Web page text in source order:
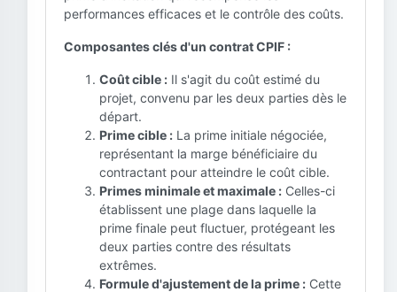
performances efficaces et le contrôle des coûts.
Composantes clés d'un contrat CPIF :
Coût cible : Il s'agit du coût estimé du
projet, convenu par les deux parties dès le
départ.
Prime cible : La prime initiale négociée,
représentant la marge bénéficiaire du
contractant pour atteindre le coût cible.
Primes minimale et maximale : Celles-ci
établissent une plage dans laquelle la
prime finale peut fluctuer, protégeant les
deux parties contre des résultats
extrêmes.
Formule d'ajustement de la prime : Cette